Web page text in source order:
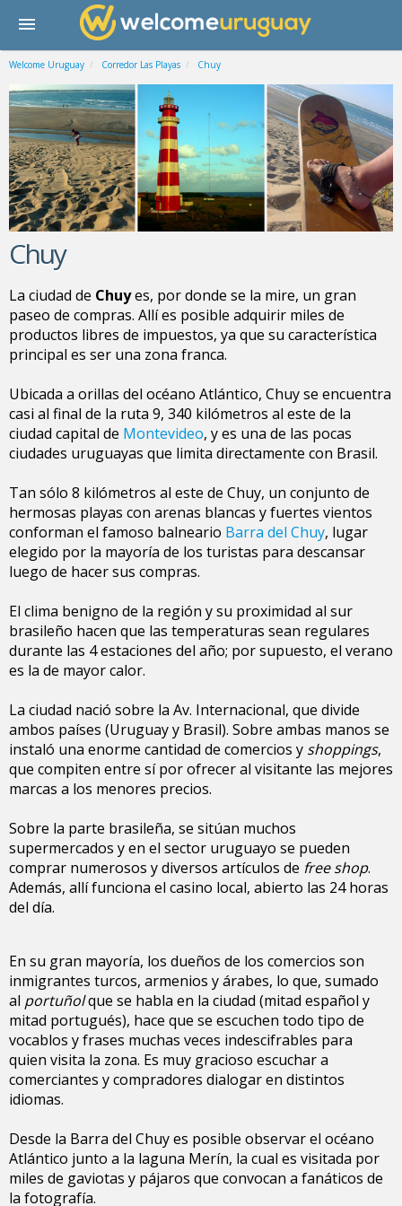
Welcome Uruguay Corredor Las Playas Chuy
Chuy
La ciudad de Chuyes, por donde se la mire, un gran
paseo de compras. Allí es posible adquirir miles de
productos libres de impuestos, ya que su característica
principal es ser una zona franca.
Ubicada a orillas del océano Atlántico, Chuy se encuentra
casi al final de la ruta 9, 340 kilómetros al este de la
ciudad capital de Montevideo, y es una de las pocas
ciudades uruguayas que limita directamente con Brasil.
Tan sólo 8 kilómetros al este de Chuy, un conjunto de
hermosas playas con arenas blancas y fuertes vientos
conforman el famoso balneario Barra del Chuy, lugar
elegido por la mayoría de los turistas para descansar
luego de hacer sus compras.
El clima benigno de la región y su proximidad al sur
brasileño hacen que las temperaturas sean regulares
durante las 4 estaciones del año; por supuesto, el verano
es la de mayor calor.
La ciudad nació sobre la Av. Internacional, que divide
ambos países (Uruguayy Brasil). Sobre ambas manos se
instaló una enorme cantidad de comercios y shoppings,
que compiten entre sí por ofrecer al visitante las mejores
marcas a los menores precios.
Sobre la parte brasileña, se sitúan muchos
supermercados y en el sector uruguayo se pueden
comprar numerosos y diversos artículos de free shop.
Además, allí funciona el casino local, abierto las 24 horas
del día.
En su gran mayoría, los dueños de los comercios son
inmigrantes turcos, armenios y árabes, lo que, sumado
al portuñolque se habla en la ciudad (mitad español y
mitad portugués), hace que se escuchen todo tipo de
vocablos y frases muchas veces indescifrables para
quien visita la zona. Es muy gracioso escuchar a
comerciantes y compradores dialogar en distintos
idiomas.
Desde la Barra del Chuy es posible observar el océano
Atlántico junto a la laguna Merín, la cual es visitada por
miles de gaviotas y pájaros que convocan a fanáticos de
la fotografía.